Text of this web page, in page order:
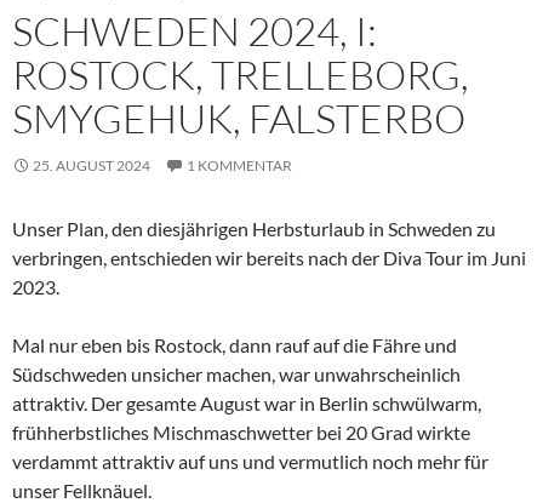
SCHWEDEN 2024, I:
ROSTOCK, TRELLEBORG,
SMYGEHUK, FALSTERBO
25. AUGUST 2024 1 KOMMENTAR
Unser Plan, den diesjährigen Herbsturlaub in Schweden zu
verbringen, entschieden wir bereits nach der Diva Tour im Juni
2023.
Mal nur eben bis Rostock, dann rauf auf die Fähre und
Südschweden unsicher machen, war unwahrscheinlich
attraktiv. Der gesamte August war in Berlin schwülwarm,
frühherbstliches Mischmaschwetter bei 20 Grad wirkte
verdammt attraktiv auf uns und vermutlich noch mehr für
unser Fellknäuel.